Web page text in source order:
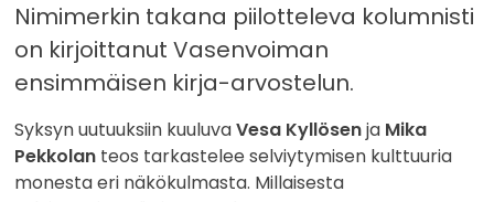
Nimimerkin takana piilotteleva kolumnisti
on kirjoittanut Vasenvoiman
ensimmäisen kirja-arvostelun.
Syksyn uutuuksiin kuuluvaVesa Kyllösenja Mika
Pekkolan teos tarkastelee selviytymisen kulttuuria
monesta eri näkökulmasta. Millaisesta